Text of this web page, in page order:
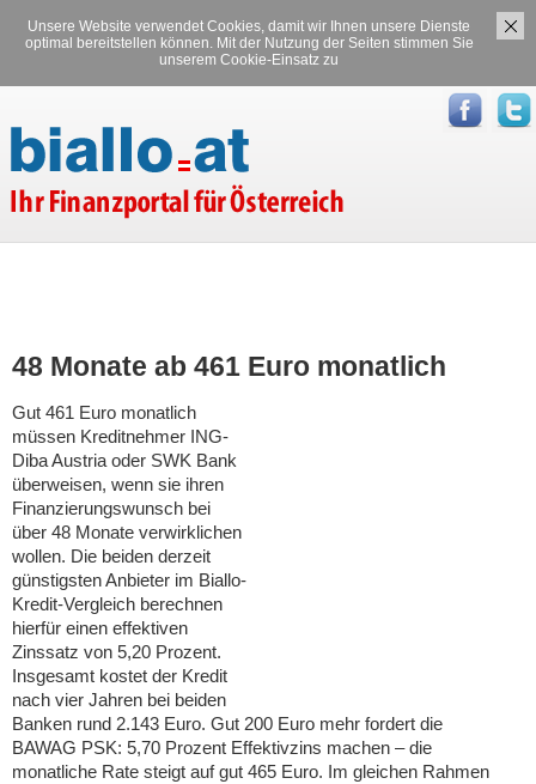
Unsere Website verwendet Cookies, damit wir Ihnen unsere Dienste
optimal bereitstellen können. Mit der Nutzung der Seiten stimmen Sie
unserem Cookie-Einsatz zu
Versicherungen Stromvergleich
48 Monate ab 461 Euro monatlich
Gut 461 Euro monatlich
müssen Kreditnehmer ING-
Diba Austria oder SWK Bank
überweisen, wenn sie ihren
Finanzierungswunsch bei
über 48 Monate verwirklichen
wollen. Die beiden derzeit
günstigsten Anbieter im Biallo-
Kredit-Vergleich berechnen
hierfür einen effektiven
Zinssatz von 5,20 Prozent.
Insgesamt kostet der Kredit
nach vier Jahren bei beiden
Banken rund 2.143 Euro. Gut 200 Euro mehr fordert die
BAWAG PSK: 5,70 Prozent Effektivzins machen – die
monatliche Rate steigt auf gut 465 Euro. Im gleichen Rahmen